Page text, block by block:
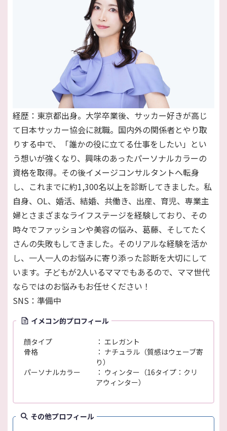
経歴：東京都出身。大学卒業後、サッカー好きが高じ
て日本サッカー協会に就職。国内外の関係者とやり取
りする中で、「誰かの役に立てる仕事をしたい」とい
う想いが強くなり、興味のあったパーソナルカラーの
資格を取得。その後イメージコンサルタントへ転身
し、これまでに約1,300名以上を診断してきました。私
自身、OL、婚活、結婚、共働き、出産、育児、専業主
婦とさまざまなライフステージを経験しており、その
時々でファッションや美容の悩み、葛藤、そしてたく
さんの失敗もしてきました。そのリアルな経験を活か
し、一人一人のお悩みに寄り添った診断を大切にして
います。子どもが2人いるママでもあるので、ママ世代
ならではのお悩みもお任せください！
SNS：準備中
イメコン的プロフィール
顔タイプ
エレガント
骨格
ナチュラル（質感はウェーブ寄
り）
パーソナルカラー
ウィンター（16タイプ：クリ
アウィンター）
その他プロフィール